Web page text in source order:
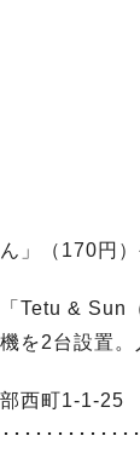
」（170円
Tetu & Sun
を2台設置
西町1-1-25
･･･････････